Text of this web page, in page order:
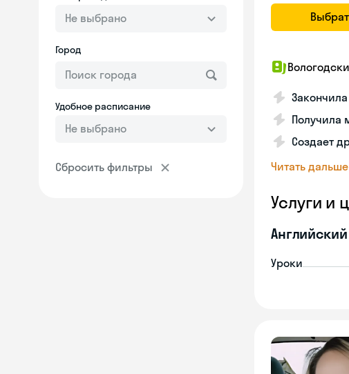
Не выбрано
Город
Удобное расписание
Не выбрано
Сбросить фильтры
Получила
Создает
Читать дальше
Услуги и
Уроки